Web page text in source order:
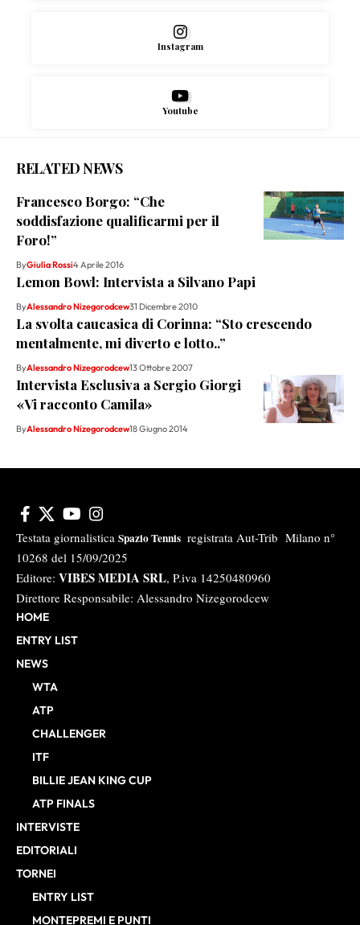
Instagram
Youtube
RELATED NEWS
Francesco Borgo: “Che
soddisfazione qualificarmi per il
Foro!”
ByGiulia Rossi4 Aprile 2016
Lemon Bowl: Intervista a Silvano Papi
ByAlessandro Nizegorodcew31 Dicembre 2010
La svolta caucasica di Corinna: “Sto crescendo
mentalmente, mi diverto e lotto..”
ByAlessandro Nizegorodcew13 Ottobre 2007
Intervista Esclusiva a Sergio Giorgi
«Vi racconto Camila»
ByAlessandro Nizegorodcew18 Giugno 2014
Testata giornalistica Spazio Tennis registrata Aut-Trib Milano n°
10268 del 15/09/2025
Editore: VIBES MEDIA SRL, P.iva 14250480960
Direttore Responsabile: Alessandro Nizegorodcew
HOME
ENTRY LIST
NEWS
WTA
ATP
CHALLENGER
ITF
BILLIE JEAN KING CUP
ATP FINALS
INTERVISTE
EDITORIALI
TORNEI
ENTRY LIST
MONTEPREMI E PUNTI